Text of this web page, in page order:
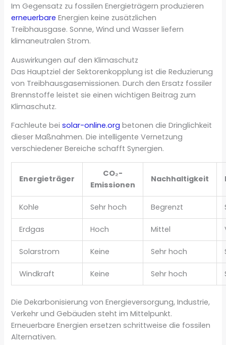
Im Gegensatz zu fossilen Energieträgern produzieren
erneuerbare Energien keine zusätzlichen
Treibhausgase. Sonne, Wind und Wasser liefern
klimaneutralen Strom.
Auswirkungen auf den Klimaschutz
Das Hauptziel der Sektorenkopplung ist die Reduzierung
von Treibhausgasemissionen. Durch den Ersatz fossiler
Brennstoffe leistet sie einen wichtigen Beitrag zum
Klimaschutz.
Fachleute beisolar-online.org betonen die Dringlichkeit
dieser Maßnahmen. Die intelligente Vernetzung
verschiedener Bereiche schafft Synergien.
Energieträger
CO₂-
Emissionen
Nachhaltigkeit
Kohle Sehr hoch Begrenzt
Erdgas Hoch Mittel
Solarstrom Keine Sehr hoch
Windkraft Keine Sehr hoch
Die Dekarbonisierung von Energieversorgung, Industrie,
Verkehr und Gebäuden steht im Mittelpunkt.
Erneuerbare Energien ersetzen schrittweise die fossilen
Alternativen.